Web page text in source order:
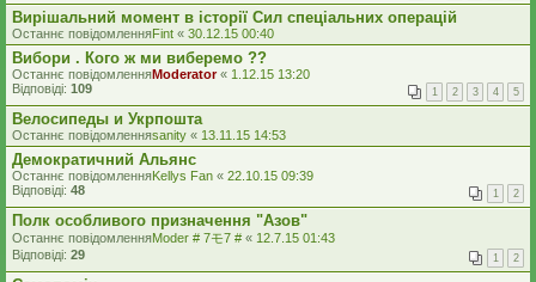
Вирішальний момент в історії Сил спеціальних операцій
Останнє повідомленняFint « 30.12.15 00:40
Вибори . Кого ж ми виберемо ??
Останнє повідомленняModerator« 1.12.15 13:20
Відповіді: 109 1 2 3 4 5
Велосипеды и Укрпошта
Останнє повідомленняsanity « 13.11.15 14:53
Демократичний Альянс
Останнє повідомленняKellys Fan « 22.10.15 09:39
Відповіді: 48 1 2
Полк особливого призначення "Азов"
Останнє повідомленняModer # 7モ7 # « 12.7.15 01:43
Відповіді: 29 1 2